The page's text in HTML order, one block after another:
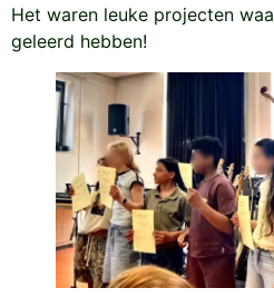
Het waren leuke projecten
geleerd hebben!